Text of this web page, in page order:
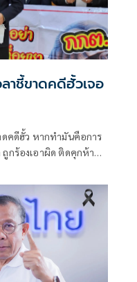
าชี้ขาดคดีฮั้วเจอ
ดคดีฮั้ว หากทำมันคือการ
กร้องเอาผิด ติดคุกห้าปี